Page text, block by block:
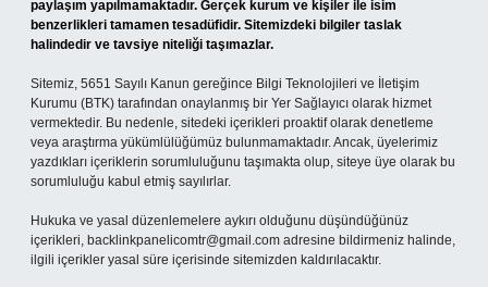
paylaşım yapılmamaktadır. Gerçek kurum ve kişiler ile isim
benzerlikleri tamamen tesadüfidir. Sitemizdeki bilgiler taslak
halindedir ve tavsiye niteliği taşımazlar.
Sitemiz, 5651 Sayılı Kanun gereğince Bilgi Teknolojileri ve İletişim
Kurumu (BTK) tarafından onaylanmış bir Yer Sağlayıcı olarak hizmet
vermektedir. Bu nedenle, sitedeki içerikleri proaktif olarak denetleme
veya araştırma yükümlülüğümüz bulunmamaktadır. Ancak, üyelerimiz
yazdıkları içeriklerin sorumluluğunu taşımakta olup, siteye üye olarak bu
sorumluluğu kabul etmiş sayılırlar.
Hukuka ve yasal düzenlemelere aykırı olduğunu düşündüğünüz
içerikleri, backlinkpanelicomtr@gmail.com adresine bildirmeniz halinde,
ilgili içerikler yasal süre içerisinde sitemizden kaldırılacaktır.